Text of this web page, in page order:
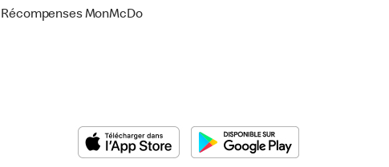
Récompenses MonMcDo